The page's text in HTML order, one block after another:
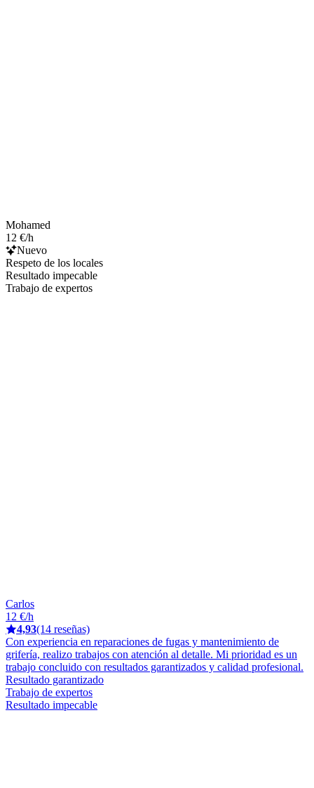
Mohamed
12 €/h
Nuevo
Respeto de los locales
Resultado impecable
Trabajo de expertos
Carlos
12 €/h
4,93(14 reseñas)
Con experiencia en reparaciones de fugas y mantenimiento de
grifería, realizo trabajos con atención al detalle. Mi prioridad es un
trabajo concluido con resultados garantizados y calidad profesional.
Resultado garantizado
Trabajo de expertos
Resultado impecable